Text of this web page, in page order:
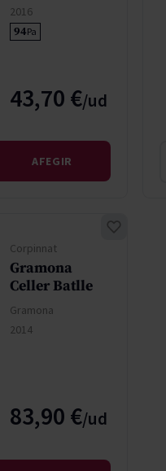
2016
94Pa
43,70 €
AFEGIR
Corpinnat
Gramona
Celler Batlle
Gramona
2014
83,90 €